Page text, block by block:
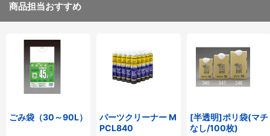
商品担当おすすめ
ごみ袋（30～90L）
パーツクリーナー M
PCL840
[半透明]ポリ袋(マチ
なし/100枚)